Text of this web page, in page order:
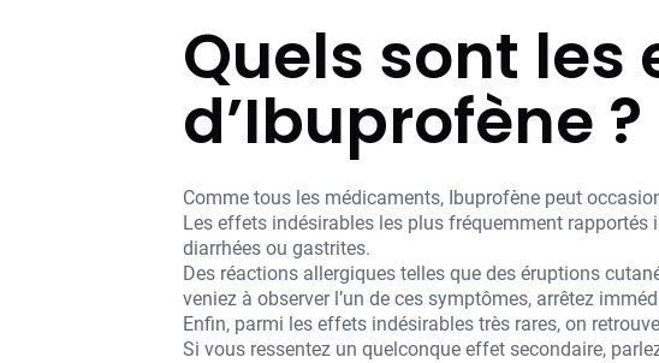
Quels sont
d’Ibuprofène ?
Comme tous les médicaments, Ibuprofène peut
Les effets indésirables les plus fréquemment rapportés
diarrhées ou gastrites.
Des réactions allergiques telles que des éruptions
veniez à observer l’un de ces symptômes, arrêtez
Enfin, parmi les effets indésirables très rares, on
Si vous ressentez un quelconque effet secondaire,